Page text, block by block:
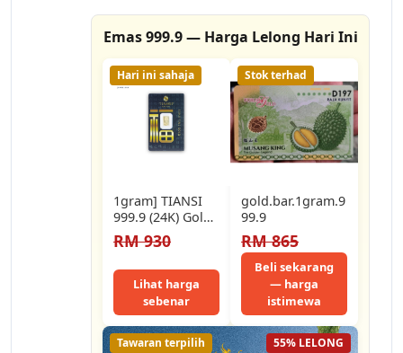
Emas 999.9 — Harga Lelong Hari Ini
Hari ini sahaja
1gram] TIANSI
999.9 (24K) Gold
Bar 福字款
RM 930
Lihat harga
sebenar
Stok terhad
gold.bar.1gram.9
99.9
RM 865
Beli sekarang
— harga
istimewa
55% LELONG
Tawaran terpilih